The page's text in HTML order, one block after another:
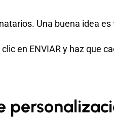
Una buena idea
en ENVIAR y haz que